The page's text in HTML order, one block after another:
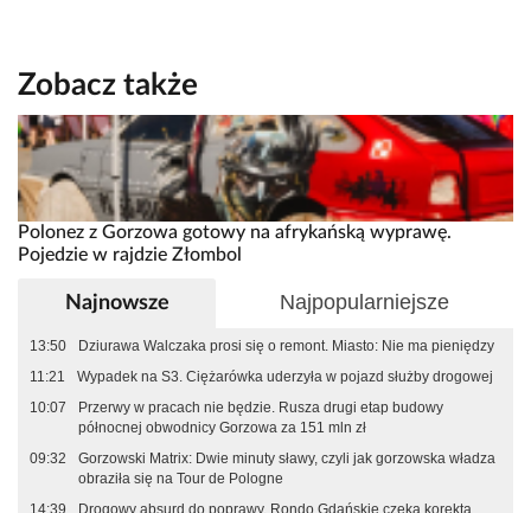
Zobacz także
Polonez z Gorzowa gotowy na afrykańską wyprawę.
Pojedzie w rajdzie Złombol
Najnowsze Najpopularniejsze
13:50
Dziurawa Walczaka prosi się o remont. Miasto: Nie ma pieniędzy
11:21
Wypadek na S3. Ciężarówka uderzyła w pojazd służby drogowej
10:07
Przerwy w pracach nie będzie. Rusza drugi etap budowy
północnej obwodnicy Gorzowa za 151 mln zł
09:32
Gorzowski Matrix: Dwie minuty sławy, czyli jak gorzowska władza
obraziła się na Tour de Pologne